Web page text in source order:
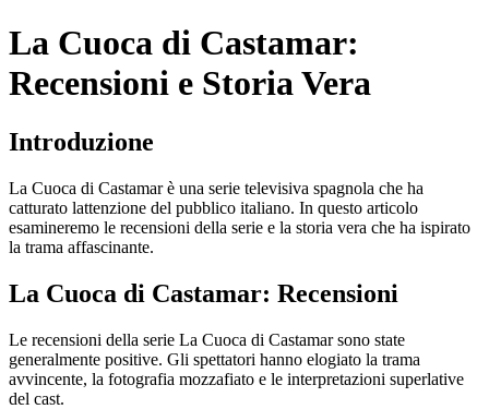
La Cuoca di Castamar:
Recensioni e Storia Vera
Introduzione
La Cuoca di Castamar è una serie televisiva spagnola che ha
catturato lattenzione del pubblico italiano. In questo articolo
esamineremo le recensioni della serie e la storia vera che ha ispirato
la trama affascinante.
La Cuoca di Castamar: Recensioni
Le recensioni della serie La Cuoca di Castamar sono state
generalmente positive. Gli spettatori hanno elogiato la trama
avvincente, la fotografia mozzafiato e le interpretazioni superlative
del cast.